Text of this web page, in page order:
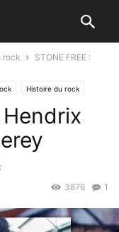
rock
STONE FREE :
Histoire du rock
Hendrix
1
3876